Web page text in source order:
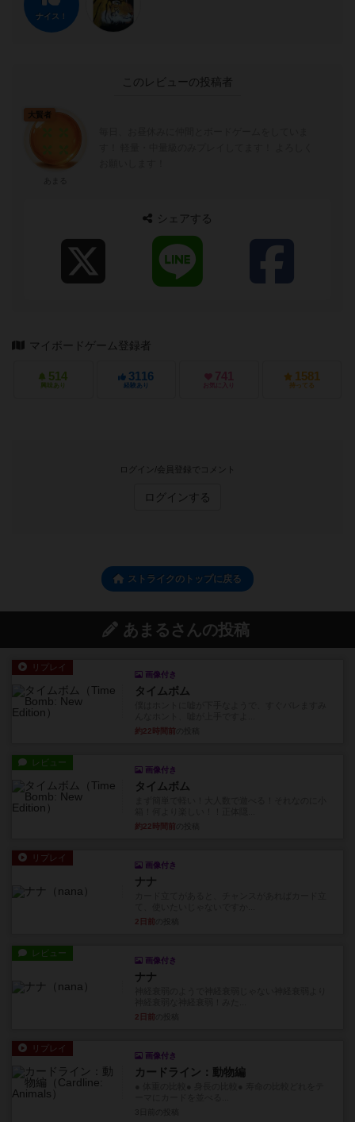
ナイス！
このレビューの投稿者
大賢者
シェアする
マイボードゲーム登録者
514
興味あり
3116
経験あり
741
お気に入り
1581
持ってる
ログイン/会員登録でコメント
ログインする
ストライクのトップに戻る
あまるさんの投稿
リプレイ
画像付き
タイムボム
約22時間前
レビュー
画像付き
タイムボム
約22時間前
リプレイ
画像付き
ナナ
2日前
レビュー
画像付き
ナナ
2日前
リプレイ
画像付き
カードライン：動物編